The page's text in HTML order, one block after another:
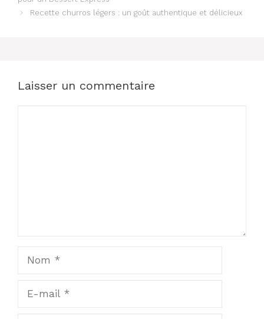
Recette churros légers : un goût authentique et délicieux
Laisser un commentaire